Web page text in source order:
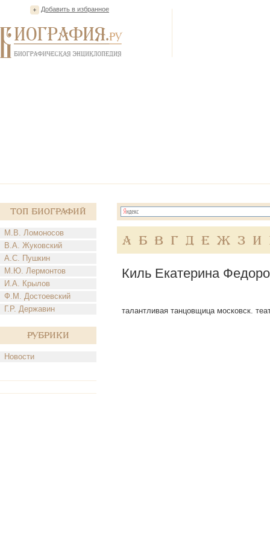
Добавить в избранное
Топ Биографий
М.В. Ломоносов
В.А. Жуковский
А.С. Пушкин
М.Ю. Лермонтов
И.А. Крылов
Ф.М. Достоевский
Г.Р. Державин
Рубрики
Новости
А Б В Г Д Е Ж З И
Киль Екатерина
талантливая танцовщица московск.